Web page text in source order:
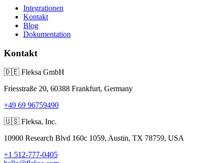
Integrationen
Kontakt
Blog
Dokumentation
Kontakt
🇩🇪 Fleksa GmbH
Friesstraße 20, 60388 Frankfurt, Germany
+49 69 96759490
🇺🇸 Fleksa, Inc.
10900 Research Blvd 160c 1059, Austin, TX 78759, USA
+1 512-777-0405